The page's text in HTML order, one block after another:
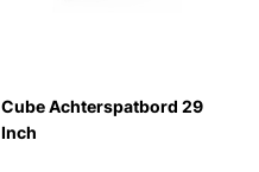
Cube Achterspatbord 29
Inch